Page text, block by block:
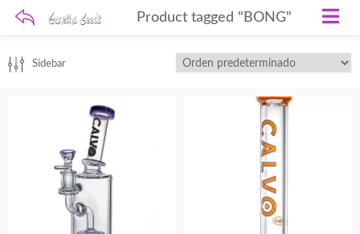
Product tagged "BONG"
Sidebar